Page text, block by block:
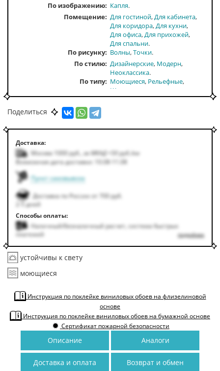
По изображению
Капля
Помещение Для гостиной Для кабинета
Для коридора Для кухни
Для офиса Для прихожей
Для спальни
По рисунку
Волны Точки
По стилю Дизайнерские Модерн
Неоклассика
По типу
Моющиеся Рельефные
Широкие
По тону Светлые
По цвету
Поделиться
Доставка:
Москва 1000руб. за МКАД +50руб. /км
Возможная дата доставки: 10.08-11.08
Пункт самовывоза
Доставка по России от 700 руб.
2-5 дней
Способы оплаты:
Наличный/безналичный расчет, система быстрых
платежей
подробнее
устойчивы к свету
моющиеся
Инструкция по поклейке виниловых обоев на флизелиновой
основе
Инструкция по поклейке виниловых обоев на бумажной основе
Сертификат пожарной безопасности
Описание Аналоги
Доставка и оплата Возврат и обмен